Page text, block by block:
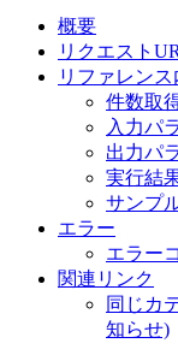
概要
リクエスト
リファレンス
件数取
入力パ
出力パ
実行結
サンプ
エラー
エラー
関連リンク
同じカ
知らせ)